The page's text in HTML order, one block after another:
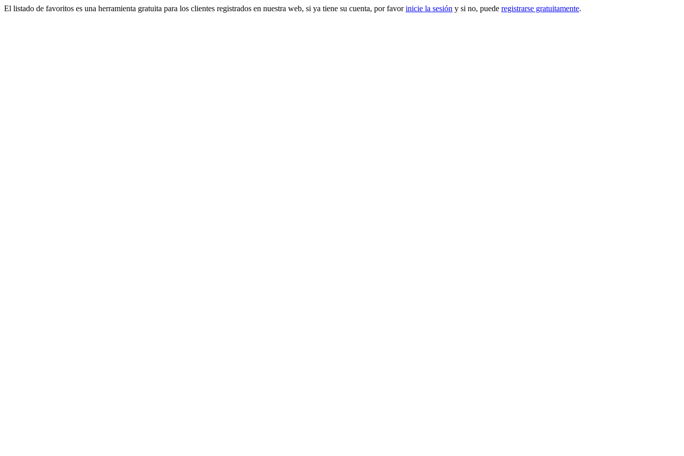
El listado de favoritos es una herramienta gratuita para los clientes registrados en nuestra web, si ya tiene su cuenta, por favorinicie la sesión y si no, puede registrarse gratuitamente.